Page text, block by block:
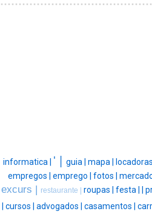
informatica | ' | guia | mapa |
empregos | emprego | fotos |
excurs | restaurante | roupas | festa | |
| cursos | advogados | casamentos |